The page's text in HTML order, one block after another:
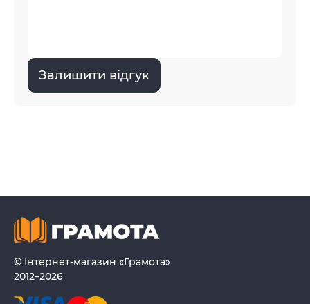
Залишити відгук
© Інтернет-магазин «Грамота»
2012–2026